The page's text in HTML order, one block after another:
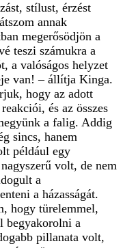
stílust, érzést
annak
megerősödjön a
teszi számukra a
a valóságos helyzet
van! – állítja Kinga.
hogy az adott
és az összes
a falig. Addig
sincs, hanem
például egy
volt, de nem
a
a házasságát.
hogy türelemmel,
begyakorolni a
pillanata volt,